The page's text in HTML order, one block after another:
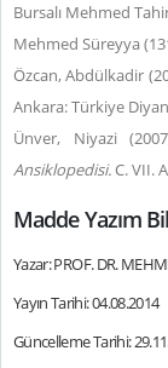
Bursalı Mehmed
Mehmed Süreyya
Özcan, Abdülkadir
Ankara: Türkiye
Ünver, Niyazi
Ansiklopedisi.C. VII.
Madde Yazım
Yazar: PROF. DR.
Yayın Tarihi: 04.08.2014
Güncelleme Tarihi: